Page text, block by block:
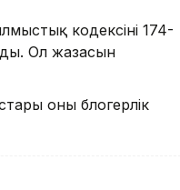
кодексінің 174-
Ол жазасын
оны блогерлік